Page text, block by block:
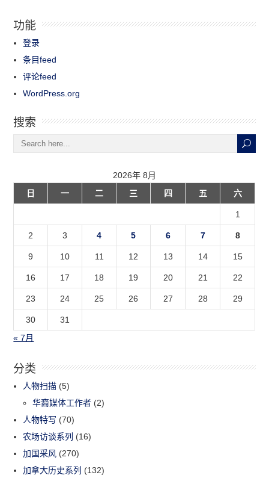
功能
登录
条目feed
评论feed
WordPress.org
搜索
2026年 8月
日
一 二 三 四 五 六
1
2 3 4 5 6 7 8
9 10 11 12 13 14 15
16 17 18 19 20 21 22
23 24 25 26 27 28 29
30
31
« 7月
分类
人物扫描 (5)
华裔媒体工作者 (2)
人物特写 (70)
农场访谈系列 (16)
加国采风 (270)
加拿大历史系列 (132)